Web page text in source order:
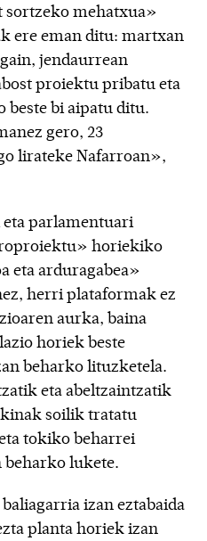
sortzeko mehatxua»
ere eman ditu: martxan
jendaurrean
proiektu pribatu eta
beste bi aipatu ditu.
gero, 23
lirateke Nafarroan»,
eta parlamentuari
horiekiko
eta arduragabea»
herri plataformak ez
aurka, baina
horiek beste
beharko lituzketela.
eta abeltzaintzatik
soilik tratatu
tokiko beharrei
lukete.
izan eztabaida
planta horiek izan